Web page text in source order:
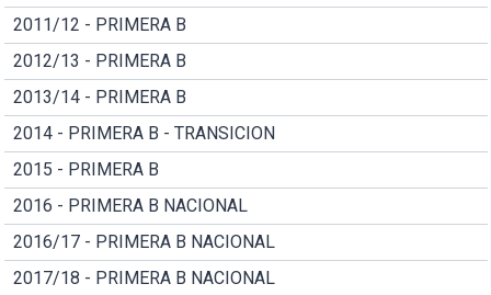
2011/12 - PRIMERA B
2012/13 - PRIMERA B
2013/14 - PRIMERA B
2014 - PRIMERA B - TRANSICION
2015 - PRIMERA B
2016 - PRIMERA B NACIONAL
2016/17 - PRIMERA B NACIONAL
2017/18 - PRIMERA B NACIONAL